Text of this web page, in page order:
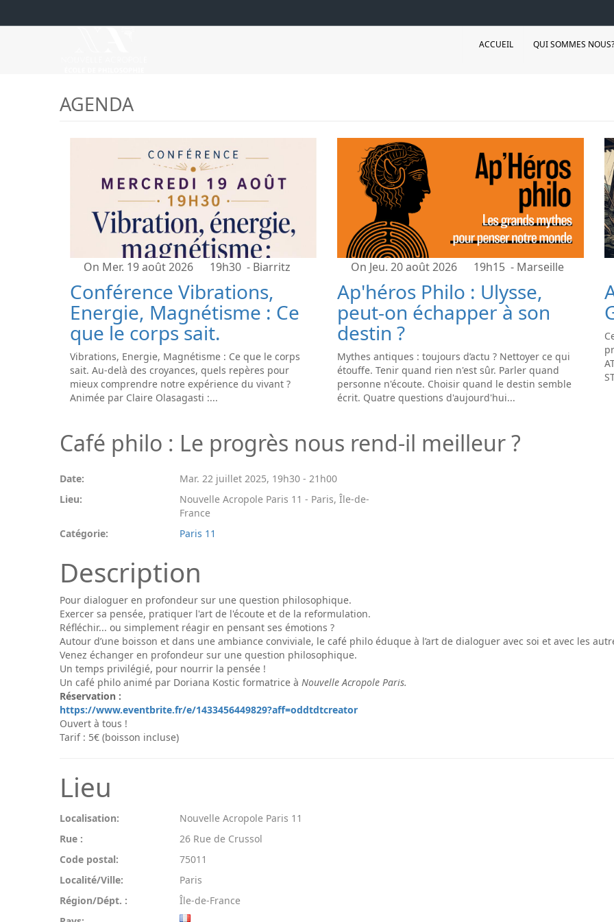
ACCUEIL QUI SOMMES NOUS?
AGENDA
On Mer. 19 août 2026 19h30 - Biarritz
Conférence Vibrations,
Energie, Magnétisme : Ce
que le corps sait.
Vibrations, Energie, Magnétisme : Ce que le corps
sait. Au-delà des croyances, quels repères pour
mieux comprendre notre expérience du vivant ?
Animée par Claire Olasagasti :...
On Jeu. 20 août 2026 19h15 - Marseille
Ap'héros Philo : Ulysse,
peut-on échapper à son
destin ?
Mythes antiques : toujours d’actu ? Nettoyer ce qui
étouffe. Tenir quand rien n'est sûr. Parler quand
personne n'écoute. Choisir quand le destin semble
écrit. Quatre questions d'aujourd'hui...
Café philo : Le progrès nous rend-il meilleur ?
Date: Mar. 22 juillet 2025, 19h30 - 21h00
Lieu:
Nouvelle Acropole Paris 11 - Paris, Île-de-
France
Catégorie:
Paris 11
Description
Pour dialoguer en profondeur sur une question philosophique.
Exercer sa pensée, pratiquer l'art de l'écoute et de la reformulation.
Réfléchir... ou simplement réagir en pensant ses émotions ?
Autour d’une boisson et dans une ambiance conviviale, le café philo éduque à l’art de dialoguer avec soi et avec les
Venez échanger en profondeur sur une question philosophique.
Un temps privilégié, pour nourrir la pensée !
Un café philo animé par Doriana Kostic formatrice à Nouvelle Acropole Paris.
Réservation :
https://www.eventbrite.fr/e/1433456449829?aff=oddtdtcreator
Ouvert à tous !
Tarif : 5€ (boisson incluse)
Lieu
Localisation:
Nouvelle Acropole Paris 11
Rue :
26 Rue de Crussol
Code postal:
75011
Localité/Ville:
Paris
Région/Dépt. :
Île-de-France